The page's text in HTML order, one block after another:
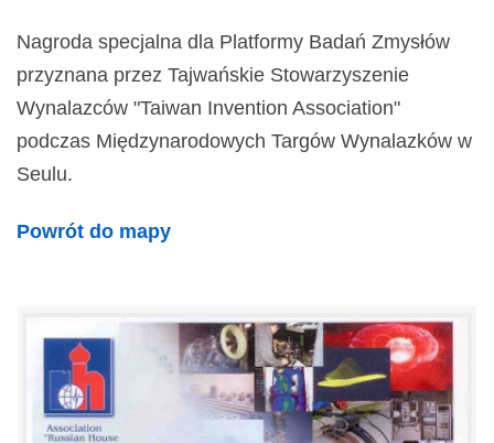
Nagroda specjalna dla Platformy Badań Zmysłów
przyznana przez Tajwańskie Stowarzyszenie
Wynalazców "Taiwan Invention Association"
podczas Międzynarodowych Targów Wynalazków w
Seulu.
Powrót do mapy